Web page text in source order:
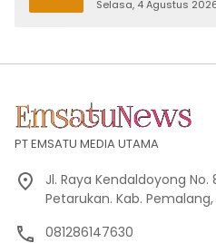
Pabrik dan Serap
Selasa, 4 Agustus 2026
PT EMSATU MEDIA UTAMA
Jl. Raya Kendaldoyong
Petarukan. Kab.
081286147630